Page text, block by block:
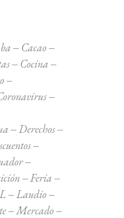
Cacao
Cocina
Derechos
Feria
Laudio
Mercado